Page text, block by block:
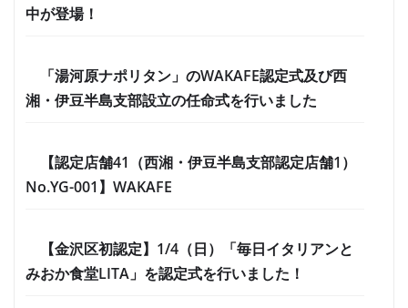
中が登場！
「湯河原ナポリタン」のWAKAFE認定式及び西
湘・伊豆半島支部設立の任命式を行いました
【認定店舗41（西湘・伊豆半島支部認定店舗1）
No.YG-001】WAKAFE
【金沢区初認定】1/4（日）「毎日イタリアンと
みおか食堂LITA」を認定式を行いました！